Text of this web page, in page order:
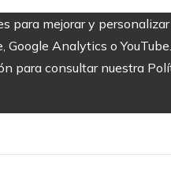
para mejorar y
Google Analytics o
para consultar nuestra